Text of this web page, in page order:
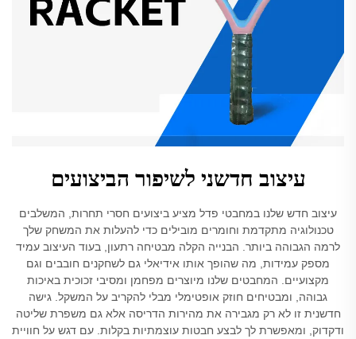
עיצוב חדשני לשיפור הביצועים
עיצוב חדש שלנו במחבטי פדל מציע ביצועים חסרי תחרות, המשלבים
טכנולוגיה מתקדמת וחומרים מובילים כדי להעלות את המשחק שלך
לרמה הגבוהה ביותר. הבנייה הקלה מבטיחה רתעון, בעוד העיצוב עמיד
מספק עמידות, מה שהופך אותו אידיאלי גם לשחקנים חובבים וגם
מקצועיים. המחבטים שלנו מיוצרים מפחמן ומסיבי זכוכית באיכות
גבוהה, ומבטיחים חוזק אופטימלי מבלי להקריב על המשקל. גישה
חדשנית זו לא רק מגבירה את מהירות הדריסה אלא גם משפרת שליטה
ודקדוק, ומאפשרת לך לבצע חבטות עוצמתיות בקלות. עם דגש על חוויית